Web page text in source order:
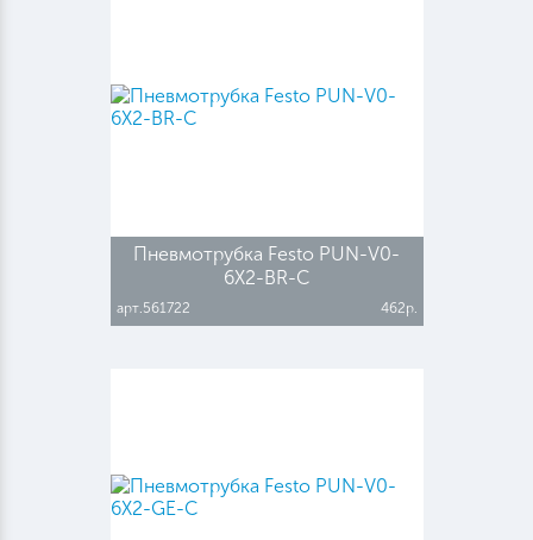
Пневмотрубка Festo PUN-V0-
6X2-BR-C
арт.561722 462р.